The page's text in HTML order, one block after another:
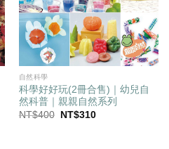
自然科學
科學好好玩(2冊合售)｜幼兒自
然科普｜親親自然系列
NT$400
原
NT$310目